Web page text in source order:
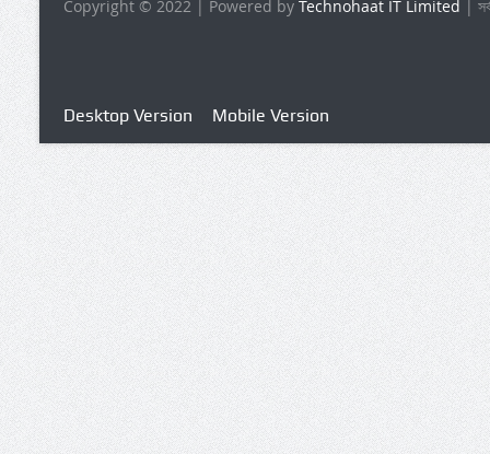
Copyright © 2022 | Powered by Technohaat IT Limited |
Desktop Version Mobile Version